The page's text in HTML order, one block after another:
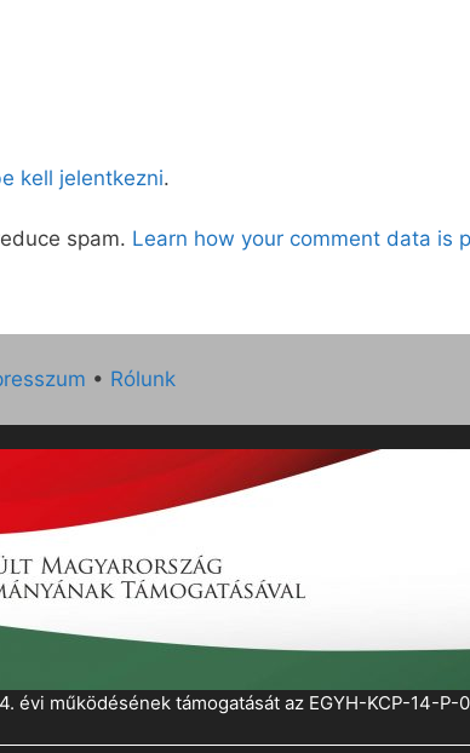
kell jelentkezni.
spam. Learn how your comment data is
• Rólunk
évi működésének támogatását az EGYH-KCP-14-